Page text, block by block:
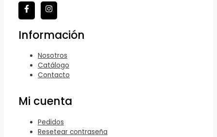
Información
Nosotros
Catálogo
Contacto
Mi cuenta
Pedidos
Resetear contraseña